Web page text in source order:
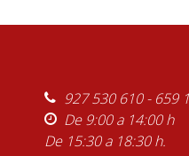
927 530 610 - 659
De 9:00 a 14:00 h
De 15:30 a 18:30 h.